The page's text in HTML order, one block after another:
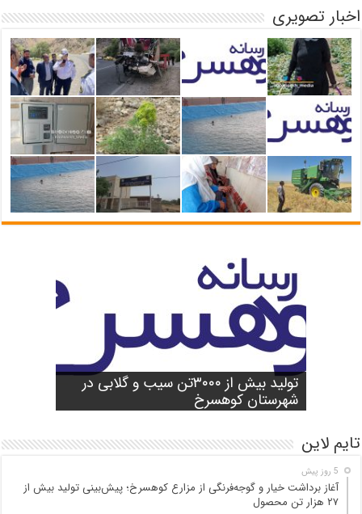
اخبار تصویری
آغاز برداشت خیار و گوجه‌فرنگی از مزارع
کوهسرخ؛ پیش‌بینی تولید بیش از ۲۷ هزار
تن محصول
تولید بیش از ۳۰۰۰تن سیب و گلابی در
شهرستان کوهسرخ
واژگونی مرگبار مینی‌بوس زائران گنابادی
در محور کاشمر ـ کوهسرخ؛ ۵ جان‌باخته و
۲۵ مصدوم
بازدید میدانی مسئولان از محور کاشمر ـ
کوهسرخ و بررسی نقاط حادثه‌خیز
شورای آموزش و پرورش شهرستان
کوهسرخ برگزار شد؛ تأکید بر آمادگی
مدارس برای سال تحصیلی جدید
تایم لاین
5 روز پیش
آغاز برداشت خیار و گوجه‌فرنگی از مزارع کوهسرخ؛ پیش‌بینی تولید بیش از
۲۷ هزار تن محصول